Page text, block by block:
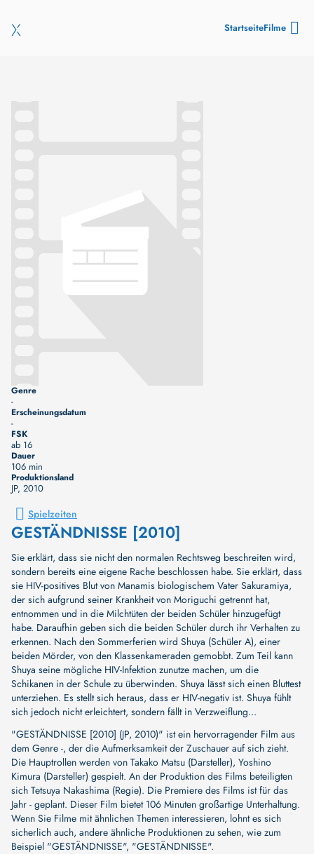
StartseiteFilme
Genre
-
Erscheinungsdatum
-
FSK
ab 16
Dauer
106 min
Produktionsland
JP, 2010
Spielzeiten
GESTÄNDNISSE [2010]
Sie erklärt, dass sie nicht den normalen Rechtsweg beschreiten wird,
sondern bereits eine eigene Rache beschlossen habe. Sie erklärt, dass
sie HIV-positives Blut von Manamis biologischem Vater Sakuramiya,
der sich aufgrund seiner Krankheit von Moriguchi getrennt hat,
entnommen und in die Milchtüten der beiden Schüler hinzugefügt
habe. Daraufhin geben sich die beiden Schüler durch ihr Verhalten zu
erkennen. Nach den Sommerferien wird Shuya (Schüler A), einer
beiden Mörder, von den Klassenkameraden gemobbt. Zum Teil kann
Shuya seine mögliche HIV-Infektion zunutze machen, um die
Schikanen in der Schule zu überwinden. Shuya lässt sich einen Bluttest
unterziehen. Es stellt sich heraus, dass er HIV-negativ ist. Shuya fühlt
sich jedoch nicht erleichtert, sondern fällt in Verzweiflung...
"GESTÄNDNISSE [2010] (JP, 2010)" ist ein hervorragender Film aus
dem Genre -, der die Aufmerksamkeit der Zuschauer auf sich zieht.
Die Hauptrollen werden von Takako Matsu (Darsteller), Yoshino
Kimura (Darsteller) gespielt. An der Produktion des Films beteiligten
sich Tetsuya Nakashima (Regie). Die Premiere des Films ist für das
Jahr - geplant. Dieser Film bietet 106 Minuten großartige Unterhaltung.
Wenn Sie Filme mit ähnlichen Themen interessieren, lohnt es sich
sicherlich auch, andere ähnliche Produktionen zu sehen, wie zum
Beispiel "GESTÄNDNISSE", "GESTÄNDNISSE".